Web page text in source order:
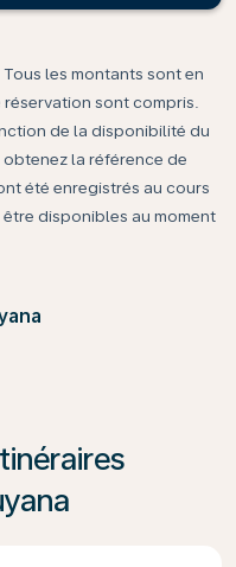
les montants sont en
réservation sont compris.
de la disponibilité du
la référence de
été enregistrés au cours
disponibles au moment